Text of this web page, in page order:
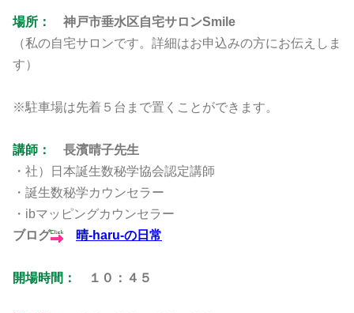
場所：
神戸市垂水区自宅サロンSmile
（私の自宅サロンです。詳細はお申込みの方にお伝えしま
す）
※駐車場は先着５台まで置くことができます。
講師： 長濱晴子先生
・社）日本誕生数秘学協会認定講師
・誕生数秘学カウンセラー
・ibマッピングカウンセラー
ブログ
晴-haru-の日常
開場時間： １０：４５